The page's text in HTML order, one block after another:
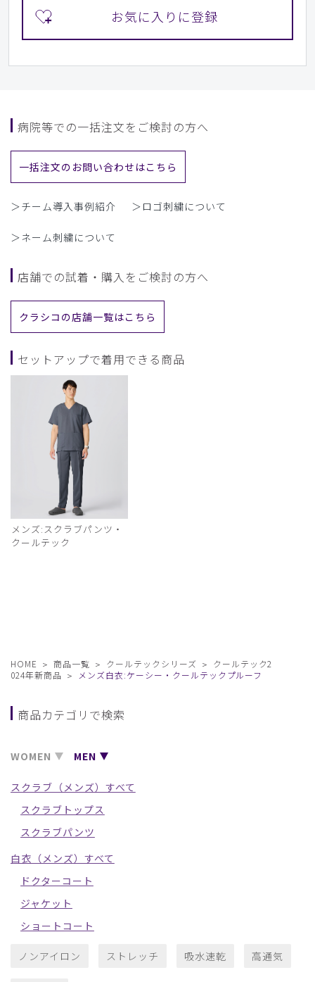
病院等での一括注文をご検討の方へ
一括注文のお問い合わせはこちら
＞チーム導入事例紹介 ＞ロゴ刺繍について
＞ネーム刺繍について
店舗での試着・購入をご検討の方へ
クラシコの店舗一覧はこちら
セットアップで着用できる商品
メンズ:スクラブパンツ・
クールテック
HOME 商品一覧 クールテックシリーズ
クールテック2
024年新商品
メンズ白衣:ケーシー・クールテックプルーフ
商品カテゴリで検索
WOMEN MEN
スクラブ（メンズ）すべて
スクラブトップス
スクラブパンツ
白衣（メンズ）すべて
ドクターコート
ジャケット
ショートコート
ノンアイロン ストレッチ 吸水速乾 高通気